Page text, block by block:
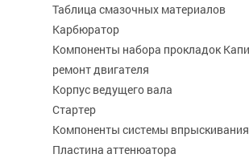
Таблица смазочных материалов
Карбюратор
Компоненты набора прокладок
ремонт двигателя
Корпус ведущего вала
Стартер
Компоненты системы
Пластина аттенюатора